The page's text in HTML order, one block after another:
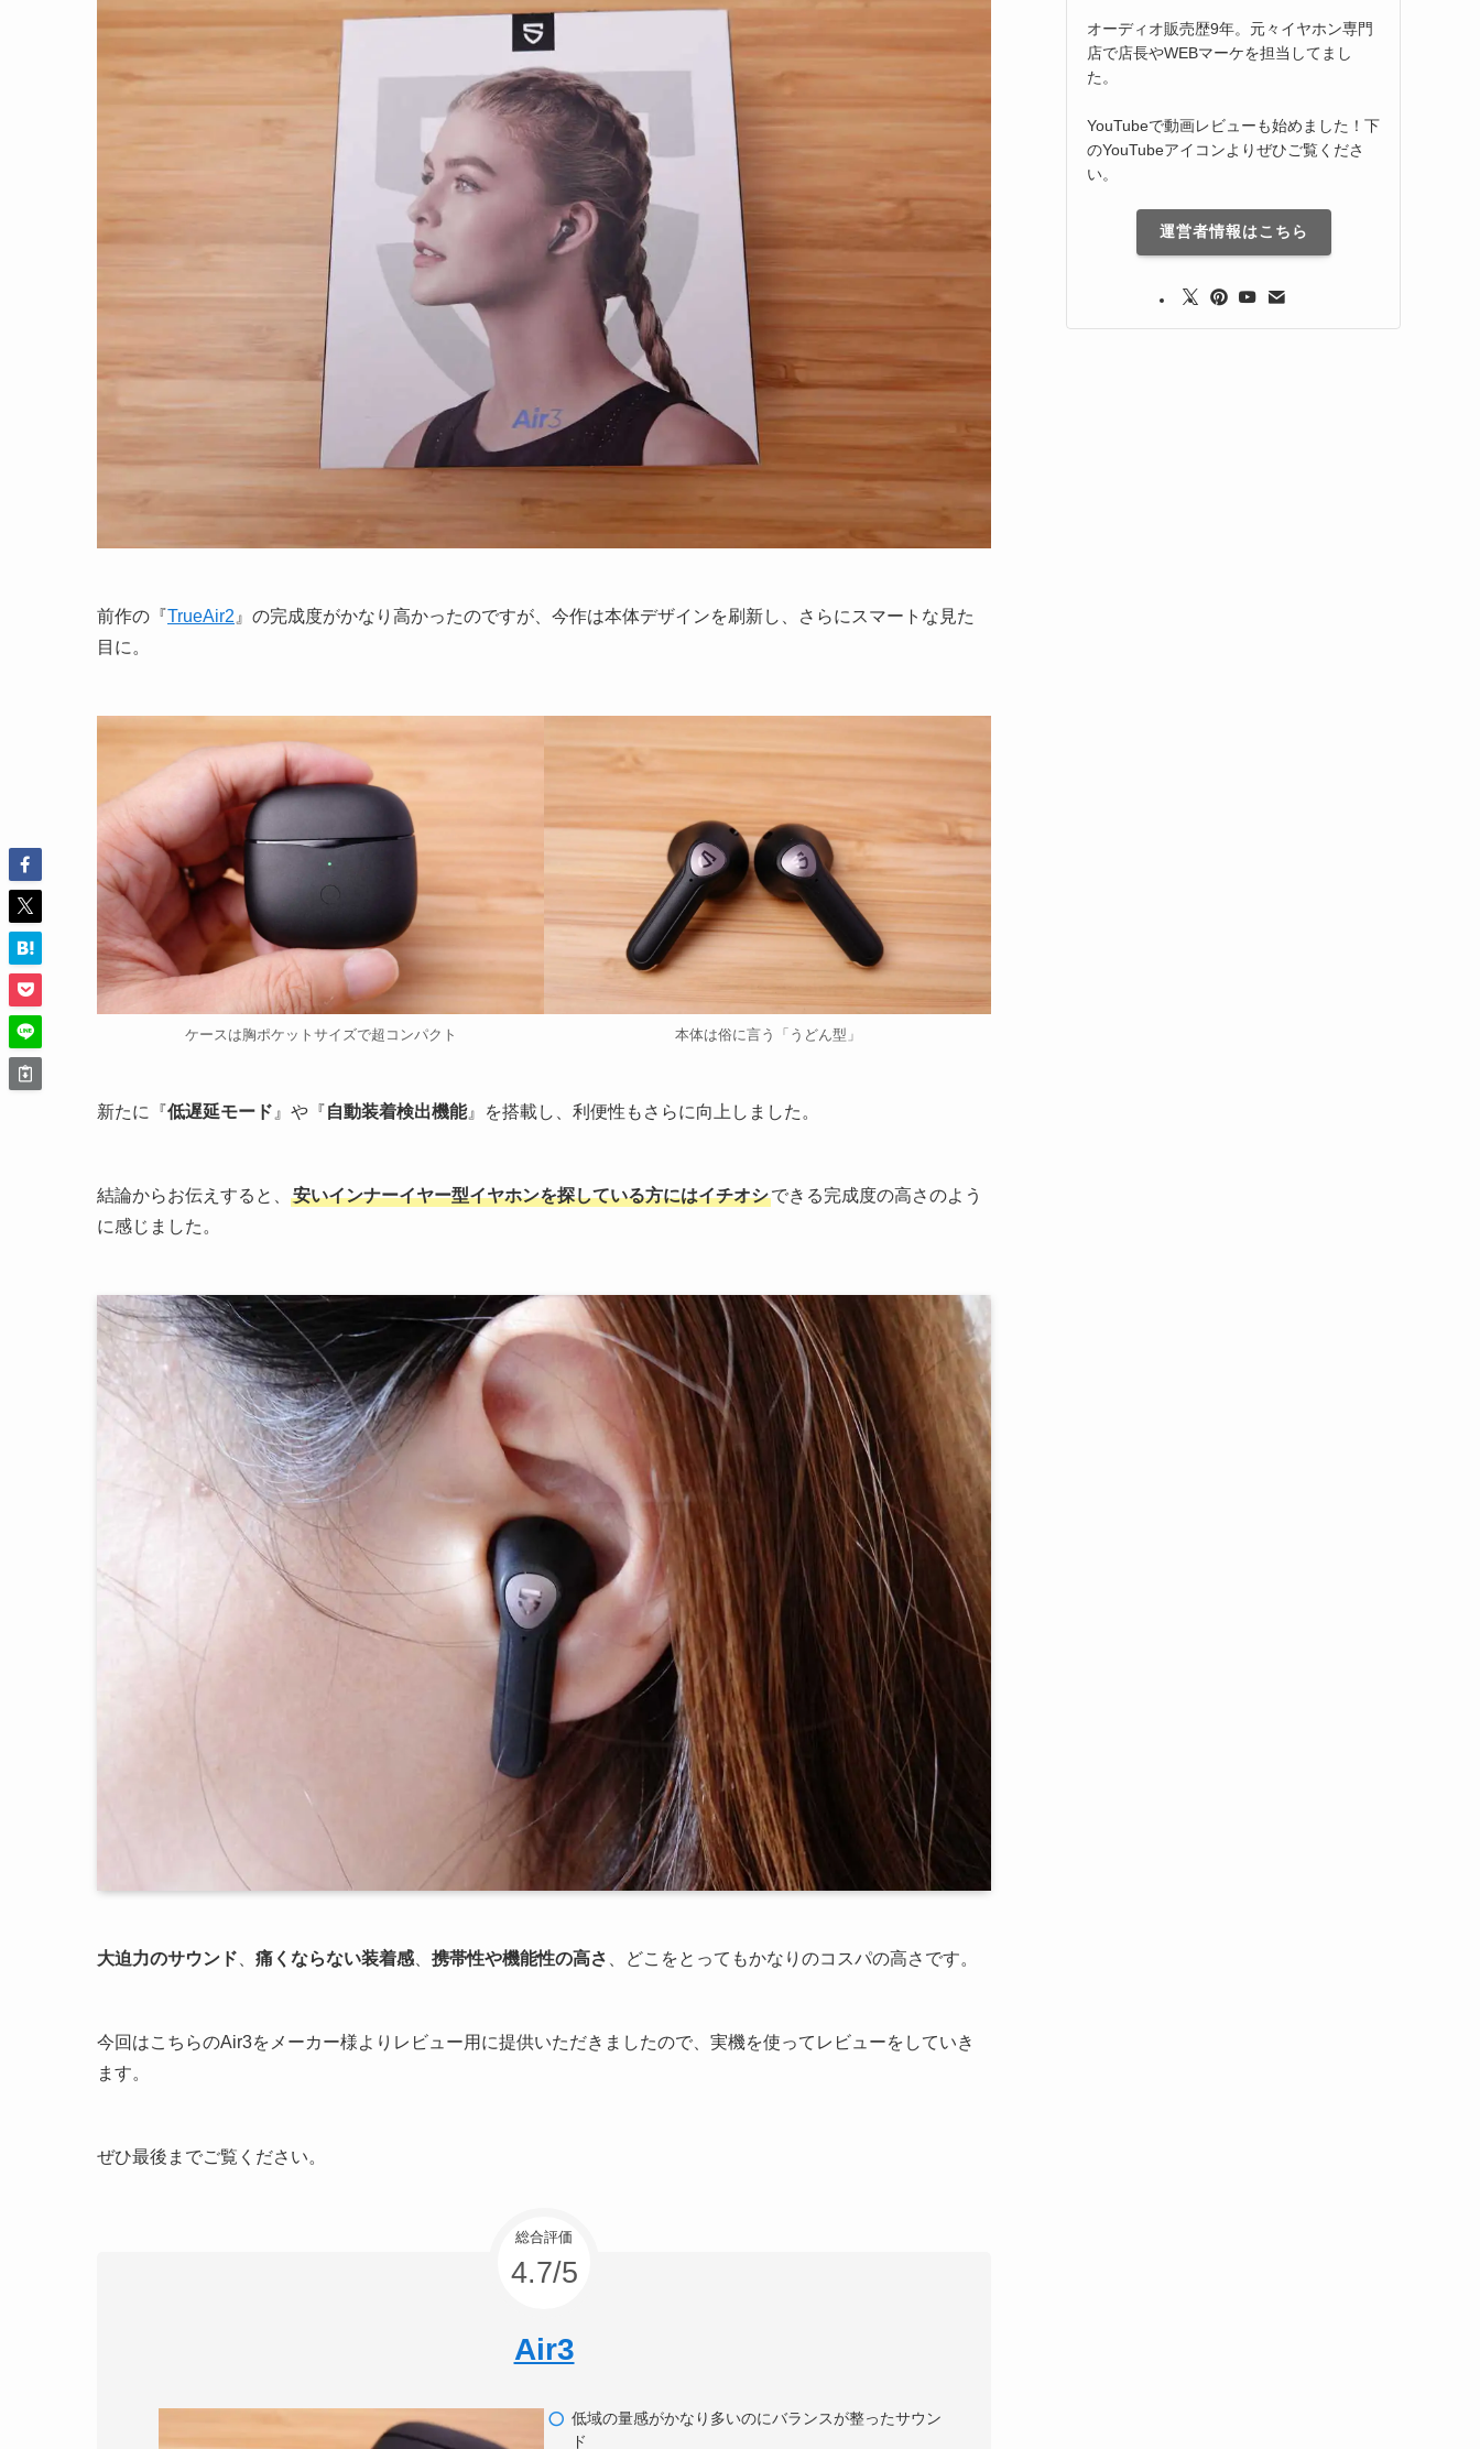
前作の『TrueAir2 』の完成度がかなり高かったのですが、今作は本体デザインを刷新し、さらにスマートな見た
目に。
ケースは胸ポケットサイズで超コンパクト 本体は俗に言う「うどん型」
新たに『低遅延モード 』や『自動装着検出機能』を搭載し、利便性もさらに向上しました。
結論からお伝えすると、 安いインナーイヤー型イヤホンを探している方にはイチオシできる完成度の高さのよう
に感じました。
大迫力のサウンド 痛くならない装着感 携帯性や機能性の高さ 、どこをとってもかなりのコスパの高さです。
今回はこちらのAir3をメーカー様よりレビュー用に提供いただきましたので、実機を使ってレビューをしていき
ます。
ぜひ最後までご覧ください。
総合評価
4.7/5
Air3
低域の量感がかなり多いのにバランスが整ったサウン
ド
オーディオ販売歴9年。元々イヤホン専門
店で店長やWEBマーケを担当してまし
た。
YouTubeで動画レビューも始めました！下
のYouTubeアイコンよりぜひご覧くださ
い。
運営者情報はこちら